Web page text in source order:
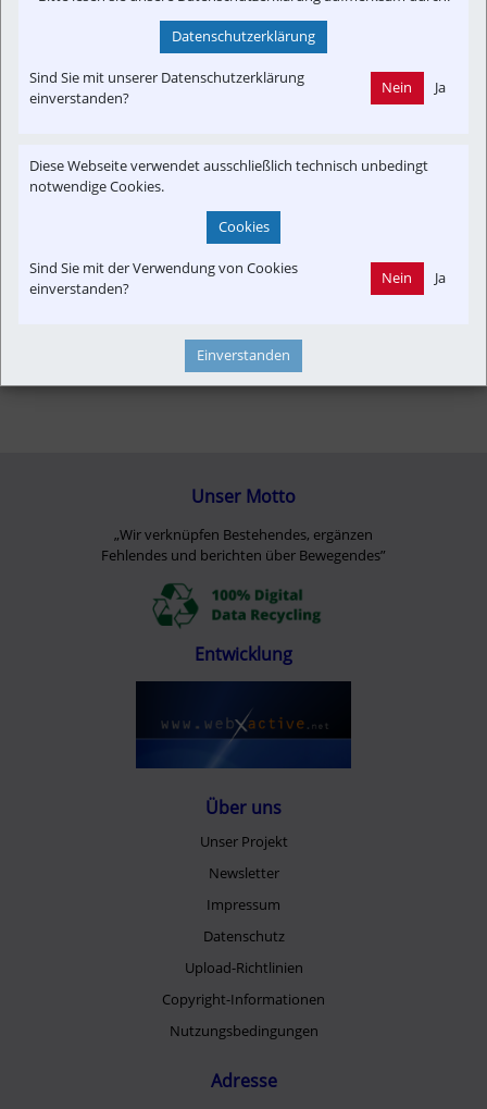
Time-Event Historisch
Informationsverbund
Newslink
Touristik Fahrzeug-Portrait
Strecken-Portrait
Betreiber
Konzept | Studien | Statistik
Unser Motto
„Wir verknüpfen Bestehendes, ergänzen
Fehlendes und berichten über Bewegendes”
Entwicklung
Über uns
Unser Projekt
Newsletter
Impressum
Datenschutz
Upload-Richtlinien
Copyright-Informationen
Nutzungsbedingungen
Adresse
Datenschutzerklärung
Sind Sie mit unserer Datenschutzerklärung
einverstanden?
Nein Ja
Diese Webseite verwendet ausschließlich technisch unbedingt
notwendige Cookies.
Cookies
Sind Sie mit der Verwendung von Cookies
einverstanden?
Nein Ja
Einverstanden